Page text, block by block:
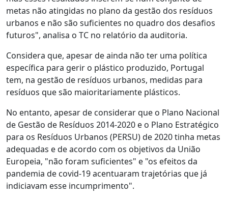
metas não atingidas no plano da gestão dos resíduos
urbanos e não são suficientes no quadro dos desafios
futuros", analisa o TC no relatório da auditoria.
Considera que, apesar de ainda não ter uma política
específica para gerir o plástico produzido, Portugal
tem, na gestão de resíduos urbanos, medidas para
resíduos que são maioritariamente plásticos.
No entanto, apesar de considerar que o Plano Nacional
de Gestão de Resíduos 2014-2020 e o Plano Estratégico
para os Resíduos Urbanos (PERSU) de 2020 tinha metas
adequadas e de acordo com os objetivos da União
Europeia, "não foram suficientes" e "os efeitos da
pandemia de covid-19 acentuaram trajetórias que já
indiciavam esse incumprimento".